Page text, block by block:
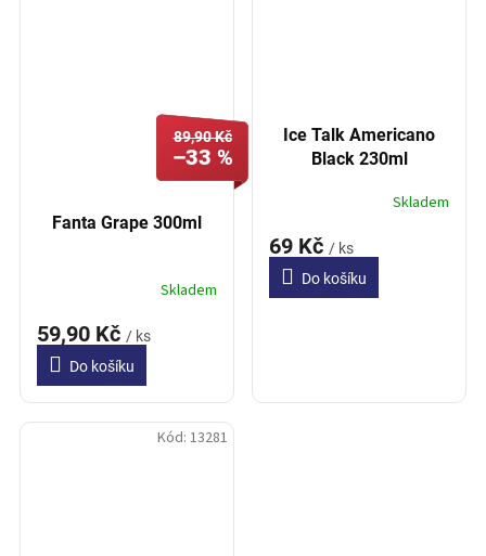
89,90 Kč
–33 %
Fanta Grape 300ml
Skladem
59,90 Kč / ks
Do košíku
Ice Talk Americano
Black 230ml
Skladem
69 Kč / ks
Do košíku
Kód: 13281